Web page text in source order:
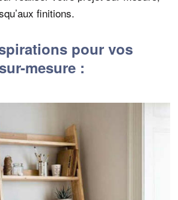
finitions.
pour vos
mesure :